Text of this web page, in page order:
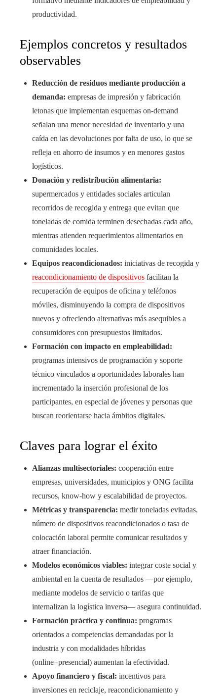
productividad.
Ejemplos concretos y resultados
observables
Reducción de residuos mediante producción a
demanda: empresas de impresión y fabricación
letonas que implementan esquemas on-demand
señalan una menor necesidad de inventario y una
caída en las devoluciones por falta de uso, lo que se
refleja en ahorro de insumos y en menores gastos
logísticos.
Donación y redistribución alimentaria:
supermercados y entidades sociales articulan
recorridos de recogida y entrega que evitan que
toneladas de comida terminen desechadas cada año,
mientras atienden requerimientos alimentarios en
comunidades locales.
Equipos reacondicionados: iniciativas de recogida y
reacondicionamiento de dispositivos facilitan la
recuperación de equipos de oficina y teléfonos
móviles, disminuyendo la compra de dispositivos
nuevos y ofreciendo alternativas más asequibles a
consumidores con presupuestos limitados.
Formación con impacto en empleabilidad:
programas intensivos de programación y soporte
técnico vinculados a oportunidades laborales han
incrementado la inserción profesional de los
participantes, en especial de jóvenes y personas que
buscan reorientarse hacia ámbitos digitales.
Claves para lograr el éxito
Alianzas multisectoriales: cooperación entre
empresas, universidades, municipios y ONG facilita
recursos, know‑how y escalabilidad de proyectos.
Métricas y transparencia: medir toneladas evitadas,
número de dispositivos reacondicionados o tasa de
colocación laboral permite comunicar resultados y
atraer financiación.
Modelos económicos viables: integrar coste social y
ambiental en la cuenta de resultados —por ejemplo,
mediante modelos de servicio o tarifas que
internalizan la logística inversa— asegura continuidad.
Formación práctica y continua: programas
orientados a competencias demandadas por la
industria y con modalidades híbridas
(online+presencial) aumentan la efectividad.
Apoyo financiero y fiscal: incentivos para
inversiones en reciclaje, reacondicionamiento y